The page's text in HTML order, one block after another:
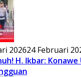
202624 Februari
H. Ikbar: